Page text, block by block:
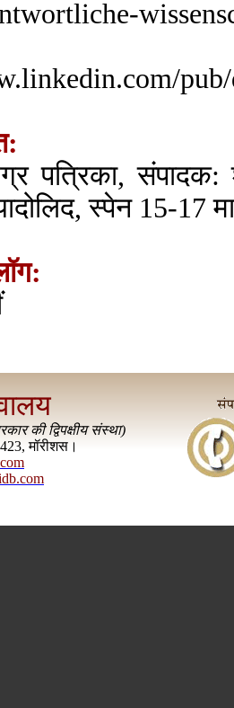
पत्रिका,
स्पेन 15-17
की द्विपक्षीय संस्था)
मॉरीशस।